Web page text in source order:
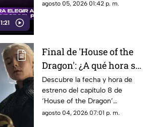
1:21
personaje. Aquí te
agosto 05, 2026 01:42 p. m.
Final de 'House of the
Dragon': ¿A qué hora se
estrena el ÚLTIMO
capítulo de la
temporada 3 de La Casa
del Dragón en México?
Descubre la fecha y hora de
estreno del capítulo 8 de
‘House of the Dragon’
temporada 3 en México. Todos
agosto 04, 2026 07:01 p. m.